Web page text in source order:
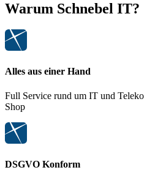
Warum Schnebel IT?
Alles aus einer Hand
Full Service rund um IT und
Shop
DSGVO Konform